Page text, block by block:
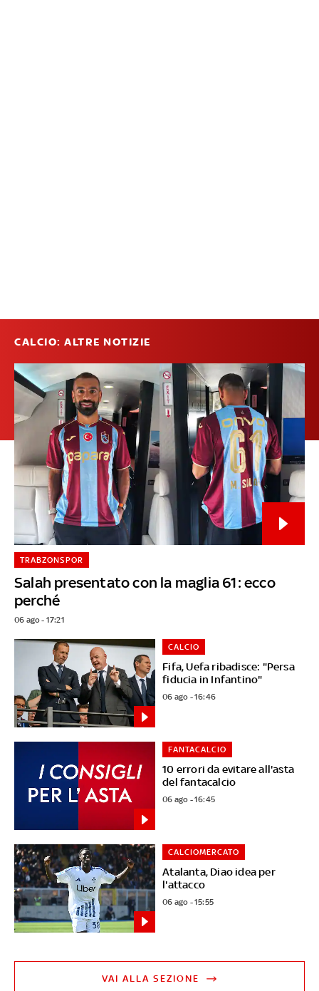
CALCIO: ALTRE NOTIZIE
Salah presentato con la maglia 61: ecco
perché
TRABZONSPOR
06 ago - 17:21
Fifa, Uefa ribadisce: "Persa
fiducia in Infantino"
CALCIO
06 ago - 16:46
10 errori da evitare all'asta
del fantacalcio
FANTACALCIO
06 ago - 16:45
Atalanta, Diao idea per
l'attacco
CALCIOMERCATO
06 ago - 15:55
VAI ALLA SEZIONE